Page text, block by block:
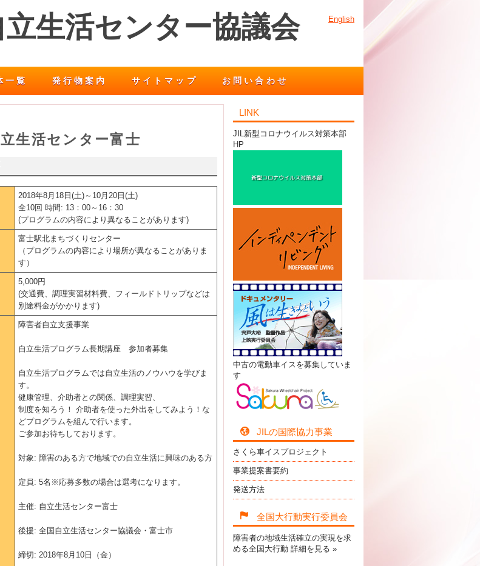
生活センター協議会 English
一覧 発行物案内 サイトマップ お問い合わせ
生活センター富士
2018年8月18日(土)～10月20日(土)
全10回 時間: 13：00～16：30
(プログラムの内容により異なることがあります)
富士駅北まちづくりセンター
（プログラムの内容により場所が異なることがありま
す）
5,000円
(交通費、調理実習材料費、フィールドトリップなどは
別途料金がかかります)
障害者自立支援事業
自立生活プログラム長期講座 参加者募集
自立生活プログラムでは自立生活のノウハウを学びま
す。
健康管理、介助者との関係、調理実習、
制度を知ろう！ 介助者を使った外出をしてみよう！な
どプログラムを組んで行います。
ご参加お待ちしております。
対象: 障害のある方で地域での自立生活に興味のある方
定員: 5名※応募多数の場合は選考になります。
主催: 自立生活センター富士
後援: 全国自立生活センター協議会・富士市
締切: 2018年8月10日（金）
LINK
JIL新型コロナウイルス対策本部
HP
中古の電動車イスを募集していま
す
JILの国際協力事業
さくら車イスプロジェクト
事業提案書要約
発送方法
全国大行動実行委員会
障害者の地域生活確立の実現を求
める全国大行動 詳細を見る »